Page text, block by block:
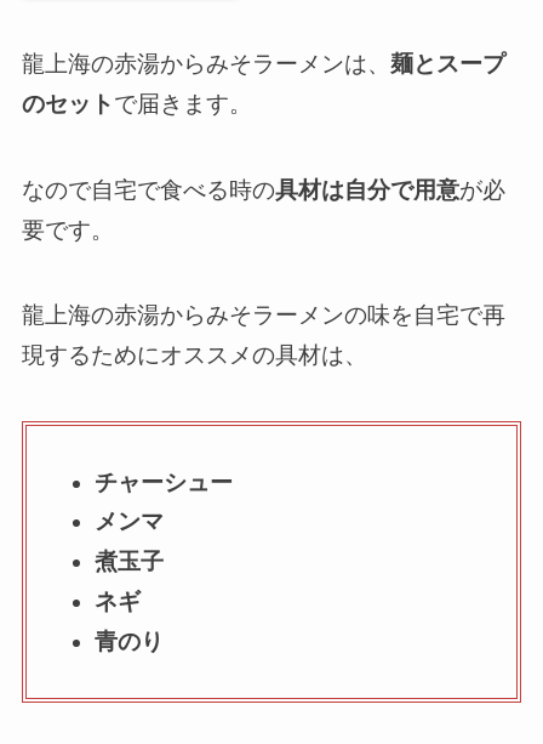
龍上海の赤湯からみそラーメンは、 麺とスープ
のセットで届きます。
なので自宅で食べる時の具材は自分で用意が必
要です。
龍上海の赤湯からみそラーメンの味を自宅で再
現するためにオススメの具材は、
チャーシュー
メンマ
煮玉子
ネギ
青のり